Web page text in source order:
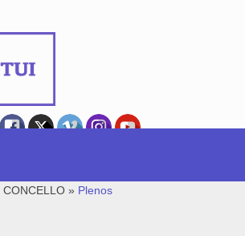
de busca
AQUÍ
CONCELLO » Plenos